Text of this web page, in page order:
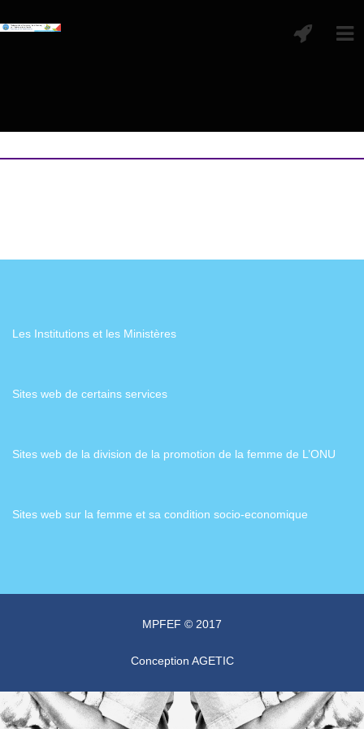
Les Institutions et les Ministères
Sites web de certains services
Sites web de la division de la promotion de la femme de L’ONU
Sites web sur la femme et sa condition socio-economique
MPFEF © 2017
Conception AGETIC